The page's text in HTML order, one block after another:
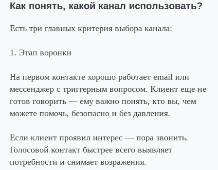
Как понять, какой канал использовать?
Есть три главных критерия выбора канала:
1. Этап воронки
На первом контакте хорошо работает email или
мессенджер с триггерным вопросом. Клиент еще не
готов говорить — ему важно понять, кто вы, чем
можете помочь, безопасно и без давления.
Если клиент проявил интерес — пора звонить.
Голосовой контакт быстрее всего выявляет
потребности и снимает возражения.